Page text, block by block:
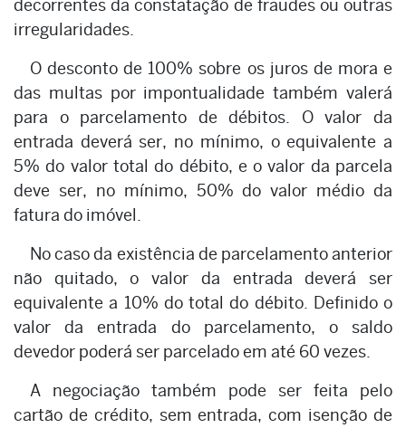
decorrentes da constatação de fraudes ou outras
irregularidades.
O desconto de 100% sobre os juros de mora e
das multas por impontualidade também valerá
para o parcelamento de débitos. O valor da
entrada deverá ser, no mínimo, o equivalente a
5% do valor total do débito, e o valor da parcela
deve ser, no mínimo, 50% do valor médio da
fatura do imóvel.
No caso da existência de parcelamento anterior
não quitado, o valor da entrada deverá ser
equivalente a 10% do total do débito. Definido o
valor da entrada do parcelamento, o saldo
devedor poderá ser parcelado em até 60 vezes.
A negociação também pode ser feita pelo
cartão de crédito, sem entrada, com isenção de